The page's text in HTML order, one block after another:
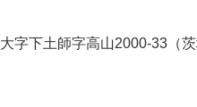
字下土師字高山2000-33（